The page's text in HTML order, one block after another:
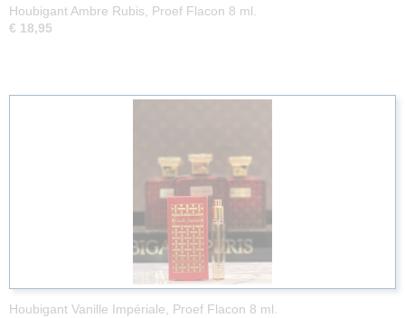
Houbigant Ambre Rubis, Proef Flacon 8 ml.
€ 18,95
Houbigant Vanille Impériale, Proef Flacon 8 ml.